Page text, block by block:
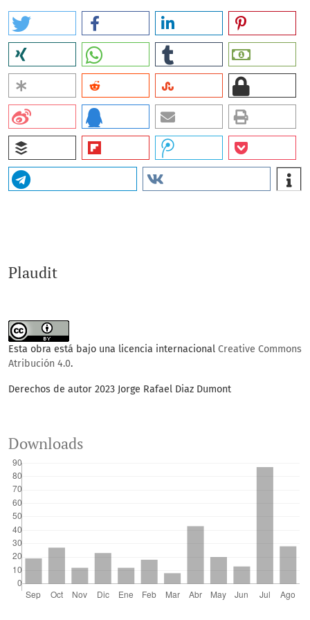
Plaudit
Esta obra está bajo una licencia internacional Creative Commons
Atribución 4.0.
Derechos de autor 2023 Jorge Rafael Diaz Dumont
Downloads